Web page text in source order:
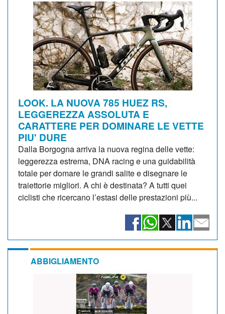
LOOK. LA NUOVA 785 HUEZ RS,
LEGGEREZZA ASSOLUTA E
CARATTERE PER DOMINARE LE VETTE
PIU' DURE
Dalla Borgogna arriva la nuova regina delle vette:
leggerezza estrema, DNA racing e una guidabilità
totale per domare le grandi salite e disegnare le
traiettorie migliori. A chi è destinata? A tutti quei
ciclisti che ricercano l’estasi delle prestazioni più...
ABBIGLIAMENTO